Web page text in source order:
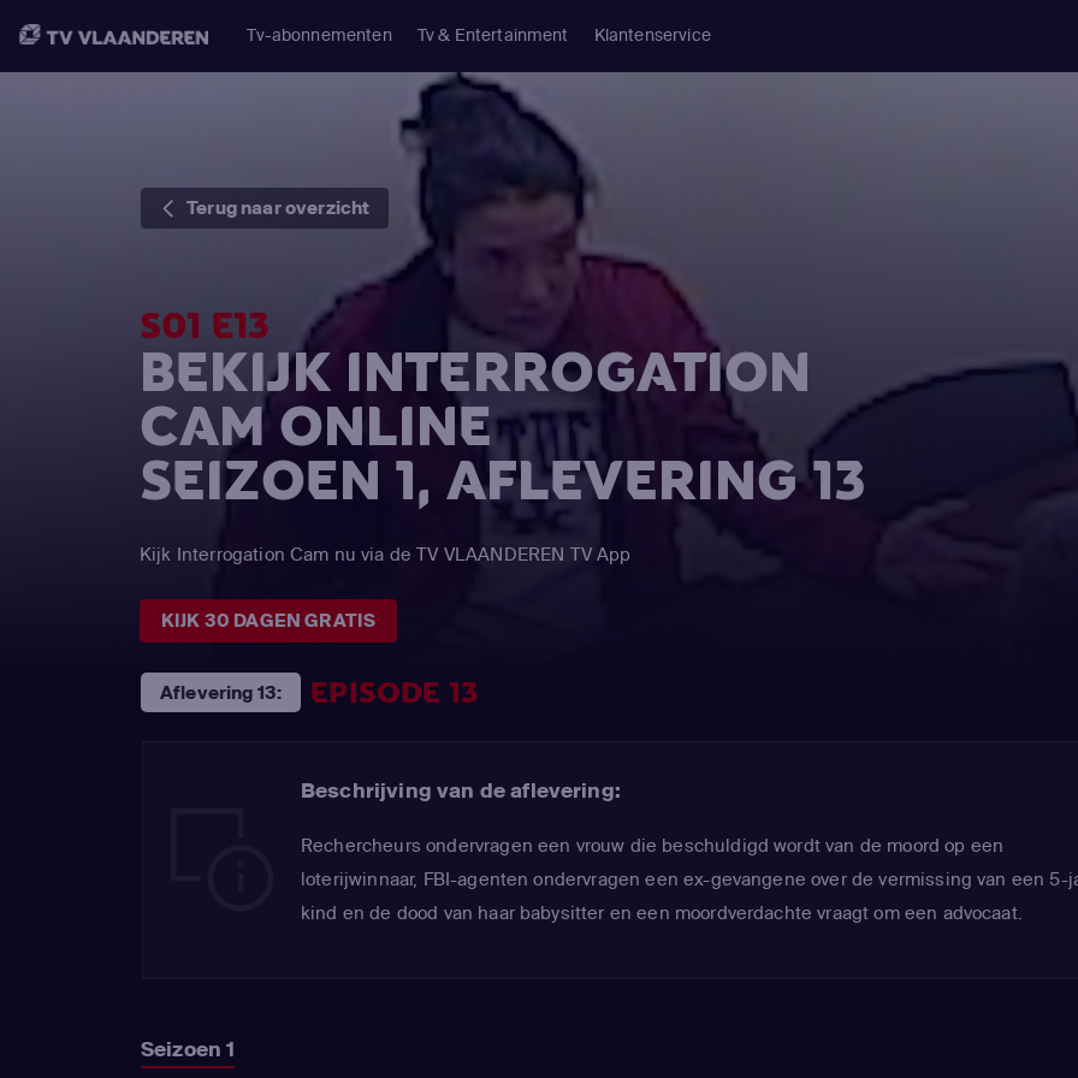
Tv-abonnementen Tv & Entertainment Klantenservice
Terug naar overzicht
S01 E13
BEKIJK INTERROGATION
CAM ONLINE
SEIZOEN 1, AFLEVERING 13
Kijk Interrogation Cam nu via de TV VLAANDEREN TV App
KIJK 30 DAGEN GRATIS
Aflevering 13: EPISODE 13
Beschrijving van de aflevering:
Rechercheurs ondervragen een vrouw die beschuldigd wordt van de moord op een
loterijwinnaar, FBI-agenten ondervragen een ex-gevangene over de vermissing van een 5-
kind en de dood van haar babysitter en een moordverdachte vraagt om een advocaat.
Seizoen 1